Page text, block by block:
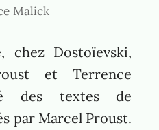
Malick
chez Dostoïevski,
et Terrence
des textes de
par Marcel Proust.